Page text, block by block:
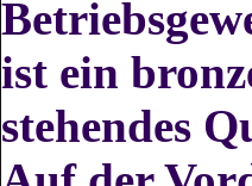
ist ein
stehendes